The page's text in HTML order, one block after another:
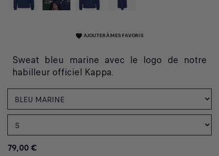
favorite AJOUTER À MES FAVORIS
Sweat bleu marine avec le logo de notre
habilleur officiel Kappa.
79,00 €